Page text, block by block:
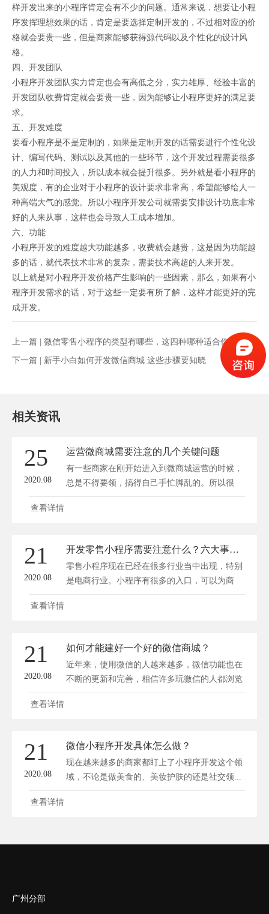
样开发出来的小程序肯定会有不少的问题。通常来说，想要让小程
序发挥理想效果的话，肯定是要选择定制开发的，不过相对应的价
格就会要贵一些，但是商家能够获得源代码以及个性化的设计风
格。
四、开发团队
小程序开发团队实力肯定也会有高低之分，实力雄厚、经验丰富的
开发团队收费肯定就会要贵一些，因为能够让小程序更好的满足要
求。
五、开发难度
要看小程序是不是定制的，如果是定制开发的话需要进行个性化设
计、编写代码、测试以及其他的一些环节，这个开发过程需要很多
的人力和时间投入，所以成本就会提升很多。另外就是看小程序的
美观度，有的企业对于小程序的设计要求非常高，希望能够给人一
种高端大气的感觉。所以小程序开发公司就需要安排设计功底非常
好的人来从事，这样也会导致人工成本增加。
六、功能
小程序开发的难度越大功能越多，收费就会越贵，这是因为功能越
多的话，就代表技术非常的复杂，需要技术高超的人来开发。
以上就是对小程序开发价格产生影响的一些因素，那么，如果有小
程序开发需求的话，对于这些一定要有所了解，这样才能更好的完
成开发。
上一篇 | 微信零售小程序的类型有哪些，这四种哪种适合你？
下一篇 | 新手小白如何开发微信商城 这些步骤要知晓
相关资讯
25
2020.08
运营微商城需要注意的几个关键问题
有一些商家在刚开始进入到微商城运营的时候，
总是不得要领，搞得自己手忙脚乱的。所以很
有...
查看详情
21
2020.08
开发零售小程序需要注意什么？六大事项不容忽视！
零售小程序现在已经在很多行业当中出现，特别
是电商行业。小程序有很多的入口，可以为商
家...
查看详情
21
2020.08
如何才能建好一个好的微信商城？
近年来，使用微信的人越来越多，微信功能也在
不断的更新和完善，相信许多玩微信的人都浏览
过...
查看详情
21
2020.08
微信小程序开发具体怎么做？
现在越来越多的商家都盯上了小程序开发这个领
域，不论是做美食的、美妆护肤的还是社交领...
查看详情
广州分部